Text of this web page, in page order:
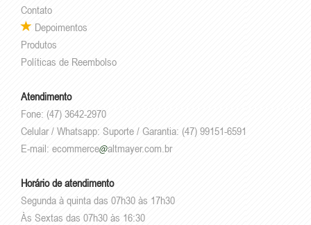
Contato
Depoimentos
Produtos
Políticas de Reembolso
Atendimento
Fone: (47) 3642-2970
Celular / Whatsapp: Suporte / Garantia: (47) 99151-6591
E-mail: ecommerce altmayer.com.br
Horário de atendimento
Segunda à quinta das 07h30 às 17h30
Às Sextas das 07h30 às 16:30